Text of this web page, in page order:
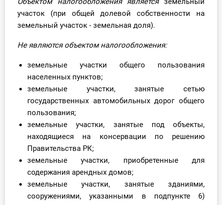
участок (при общей долевой собственности на
земельный участок - земельная доля).
Не являются объектом налогообложения:
земельные участки общего пользования
населенных пунктов;
земельные участки, занятые сетью
государственных автомобильных дорог общего
пользования;
земельные участки, занятые под объекты,
находящиеся на консервации по решению
Правительства РК;
земельные участки, приобретенные для
содержания арендных домов;
земельные участки, занятые зданиями,
сооружениями, указанными в подпункте 6)